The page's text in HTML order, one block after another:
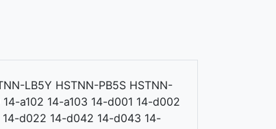
LB5Y HSTNN-PB5S HSTNN-
a102 14-a103 14-d001 14-d002
d022 14-d042 14-d043 14-